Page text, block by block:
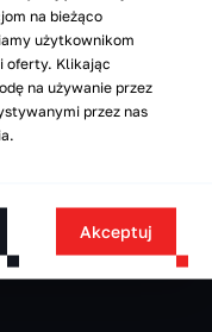
na bieżąco
użytkownikom
oferty. Klikając
na używanie przez
przez nas
Akceptuj